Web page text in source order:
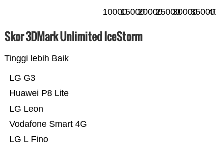
100001500020000250003000035000
Skor 3DMark Unlimited IceStorm
Tinggi lebih Baik
LG L Fino
Vodafone Smart 4G
LG Leon
Huawei P8 Lite
LG G3